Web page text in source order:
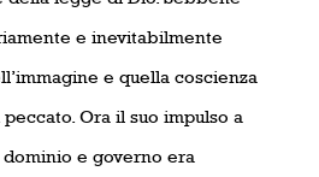
e inevitabilmente
e quella coscienza
Ora il suo impulso a
e governo era